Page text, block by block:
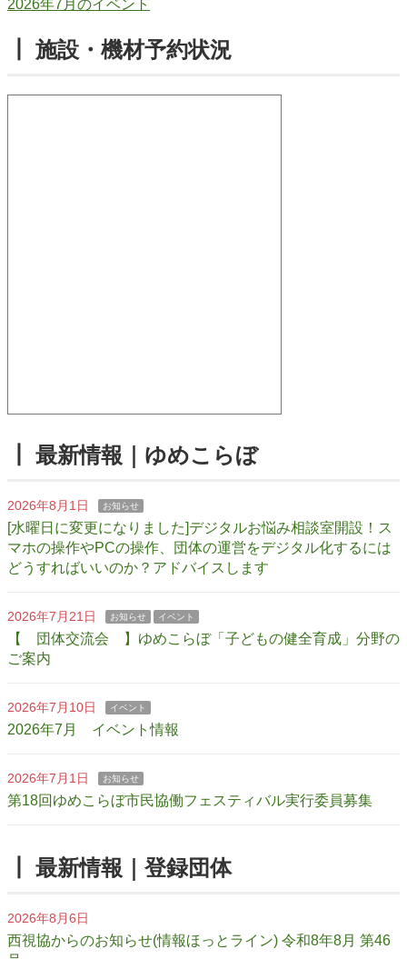
2026年7月のイベント
┃ 施設・機材予約状況
┃ 最新情報｜ゆめこらぼ
2026年8月1日 お知らせ
[水曜日に変更になりました]デジタルお悩み相談室開設！ス
マホの操作やPCの操作、団体の運営をデジタル化するには
どうすればいいのか？アドバイスします
2026年7月21日 お知らせ イベント
【 団体交流会 】ゆめこらぼ「子どもの健全育成」分野の
ご案内
2026年7月10日 イベント
2026年7月 イベント情報
2026年7月1日 お知らせ
第18回ゆめこらぼ市民協働フェスティバル実行委員募集
┃ 最新情報｜登録団体
2026年8月6日
西視協からのお知らせ(情報ほっとライン) 令和8年8月 第46